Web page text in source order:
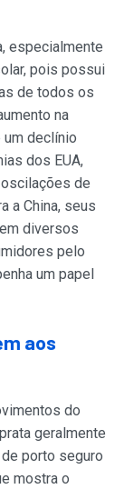
especialmente
pois possui
de todos os
na
um declínio
dos EUA,
de
a China, seus
diversos
pelo
um papel
aos
do
geralmente
porto seguro
mostra o